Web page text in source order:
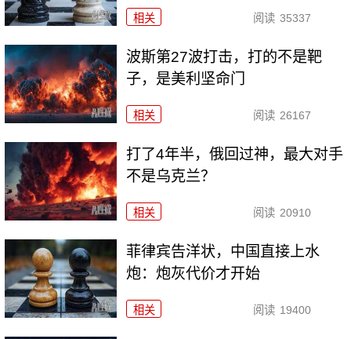
相关 阅读 35337
波斯第27波打击，打的不是靶
子，是美利坚命门
相关 阅读 26167
打了4年半，俄回过神，最大对手
不是乌克兰？
相关 阅读 20910
菲律宾告洋状，中国直接上水
炮：炮灰代价才开始
相关 阅读 19400